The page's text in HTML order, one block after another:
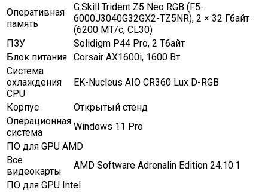
Оперативная
память
G.Skill Trident Z5 Neo RGB (F5-
6000J3040G32GX2-TZ5NR), 2 × 32 Гбайт
(6200 МТ/с, CL30)
ПЗУ
Solidigm P44 Pro, 2 Тбайт
Блок питания Corsair AX1600i, 1600 Вт
Система
охлаждения
CPU
EK-Nucleus AIO CR360 Lux D-RGB
Корпус
Открытый стенд
Операционная
система
Windows 11 Pro
ПО для GPU AMD
Все
видеокарты
AMD Software Adrenalin Edition 24.10.1
ПО для GPU Intel